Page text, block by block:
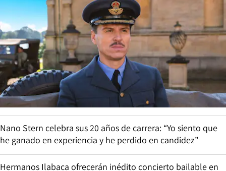
Nano Stern celebra sus 20 años de carrera: “Yo siento que
he ganado en experiencia y he perdido en candidez”
Hermanos Ilabaca ofrecerán inédito concierto bailable en